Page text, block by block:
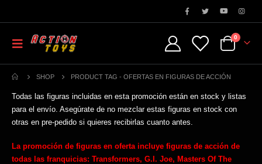
0
SHOP PRODUCT TAG - OFERTAS EN FIGURAS DE ACCIÓN
Todas las figuras incluidas en esta promoción están en stock y listas
para el envío. Asegúrate de no mezclar estas figuras en stock con
otras en pre-pedido si quieres recibirlas cuanto antes.
La promoción de figuras en oferta incluye figuras de acción de
todas las franquicias: Transformers, G.I. Joe, Masters Of The